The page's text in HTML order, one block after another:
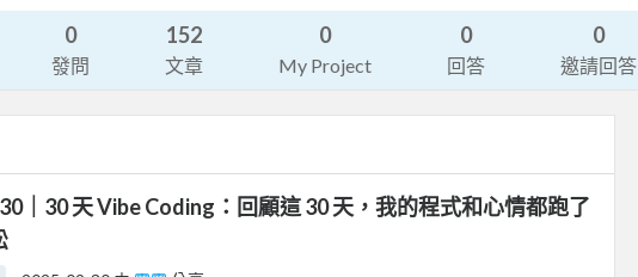
0
發問
152
文章
0
My Project
0
回答
0
邀請回答
｜30 天 Vibe Coding：回顧這 30 天，我的程式和心情都跑了